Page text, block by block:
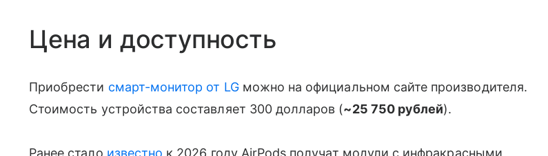
Цена и доступность
Приобрести смарт-монитор от LGможно на официальном сайте производителя.
Стоимость устройства составляет 300 долларов (~25 750 рублей).
Ранее стало известно к 2026 году AirPods получат модули с инфракрасными